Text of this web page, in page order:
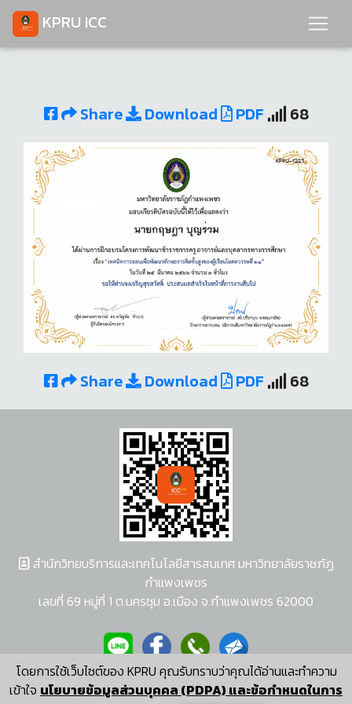
KPRU ICC
Share Download PDF 68
Share Download PDF 68
โดยการใช้เว็บไซต์ของ KPRU คุณรับทราบว่าคุณได้อ่านและทำความ
เข้าใจ นโยบายข้อมูลส่วนบุคคล (PDPA) และข้อกำหนดในการ
สำนักวิทยบริการและเทคโนโลยีสารสนเทศ มหาวิทยาลัยราชภัฏ
กำแพงเพชร
เลขที่ 69 หมู่ที่ 1 ต.นครชุม อ.เมือง จ.กำแพงเพชร 62000
ผู้พัฒนาระบบ อนุชา พวงผกา